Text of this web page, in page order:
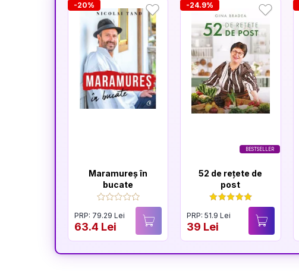
-20%
Maramureș în
bucate
PRP: 79.29 Lei
63.4 Lei
BESTSELLER
-24.9%
52 de rețete de
post
PRP: 51.9 Lei
39 Lei